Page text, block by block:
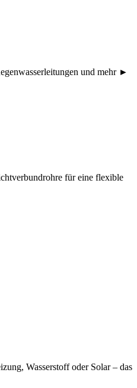
und mehr ►
für eine flexible
Wasserstoff oder Solar – das